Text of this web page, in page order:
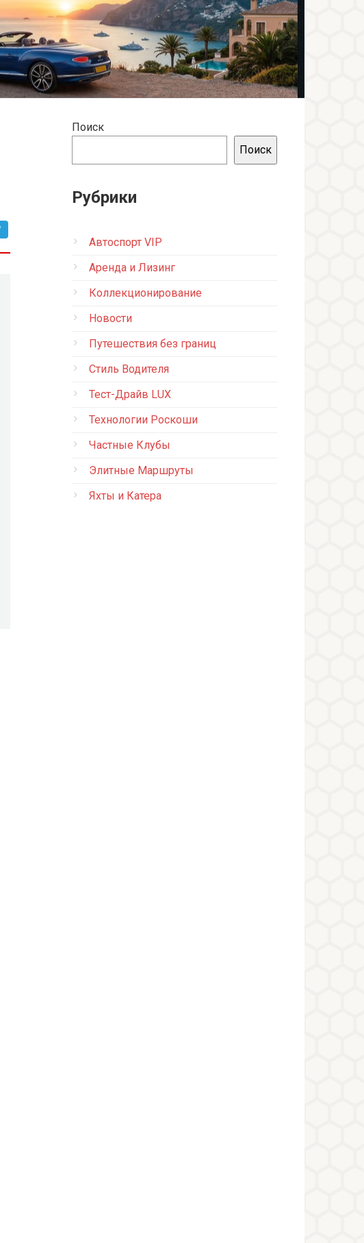
Поиск
Поиск
Рубрики
Автоспорт VIP
Аренда и Лизинг
Коллекционирование
Новости
Путешествия без границ
Стиль Водителя
Тест-Драйв LUX
Технологии Роскоши
Частные Клубы
Элитные Маршруты
Яхты и Катера